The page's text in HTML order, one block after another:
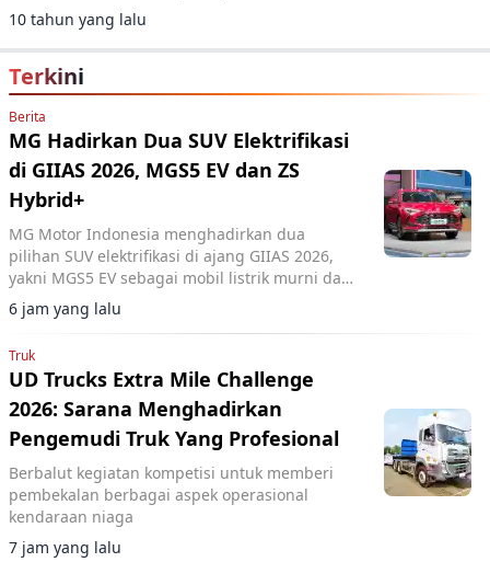
10 tahun yang lalu
Terkini
Berita
MG Hadirkan Dua SUV Elektrifikasi
di GIIAS 2026, MGS5 EV dan ZS
Hybrid+
MG Motor Indonesia menghadirkan dua
pilihan SUV elektrifikasi di ajang GIIAS 2026,
yakni MGS5 EV sebagai mobil listrik murni dan
MG ZS Hybrid+ yang mengusung teknologi full
hybrid.
6 jam yang lalu
Truk
UD Trucks Extra Mile Challenge
2026: Sarana Menghadirkan
Pengemudi Truk Yang Profesional
Berbalut kegiatan kompetisi untuk memberi
pembekalan berbagai aspek operasional
kendaraan niaga
7 jam yang lalu